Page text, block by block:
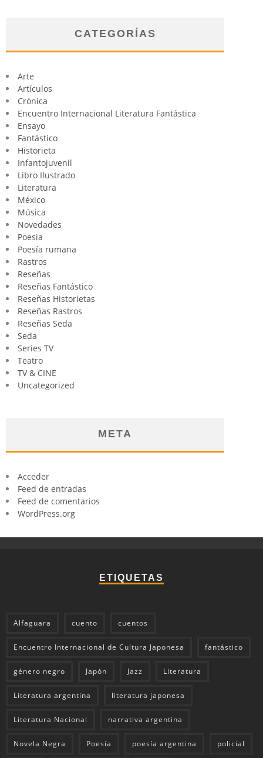
CATEGORÍAS
Arte
Artículos
Crónica
Encuentro Internacional Literatura Fantástica
Ensayo
Fantástico
Historieta
Infantojuvenil
Libro Ilustrado
Literatura
México
Música
Novedades
Poesia
Poesía rumana
Rastros
Reseñas
Reseñas Fantástico
Reseñas Historietas
Reseñas Rastros
Reseñas Seda
Seda
Series TV
Teatro
TV & CINE
Uncategorized
META
Acceder
Feed de entradas
Feed de comentarios
WordPress.org
ETIQUETAS
Alfaguara cuento cuentos
Encuentro Internacional de Cultura Japonesa fantástico
género negro Japón Jazz Literatura
Literatura argentina literatura japonesa
Literatura Nacional narrativa argentina
Novela Negra Poesía poesía argentina policial